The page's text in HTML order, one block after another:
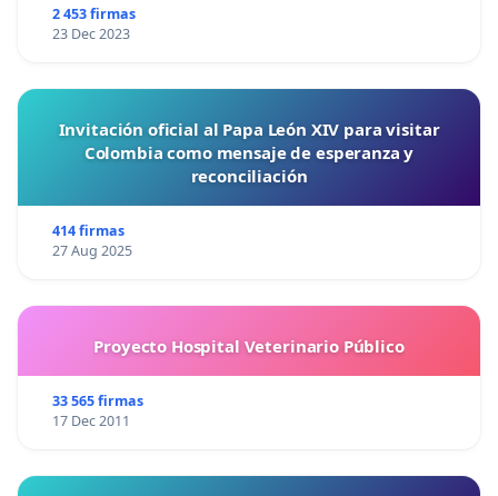
2 453 firmas
23 Dec 2023
Invitación oficial al Papa León XIV para visitar
Colombia como mensaje de esperanza y
reconciliación
414 firmas
27 Aug 2025
Proyecto Hospital Veterinario Público
33 565 firmas
17 Dec 2011